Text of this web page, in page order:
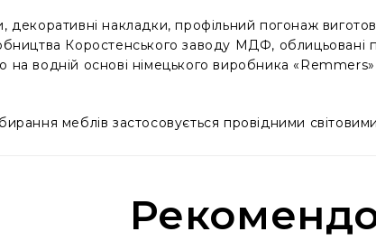
накладки, профільний погонаж
Коростенського заводу МДФ, облицьовані
на водній основі німецького виробника «Remmers»
меблів застосовується провідними